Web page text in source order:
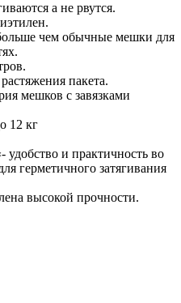
а не рвутся.
чем обычные мешки для
пакета.
мешков с завязками
12 кг
удобство и практичность во
герметичного затягивания
высокой прочности.